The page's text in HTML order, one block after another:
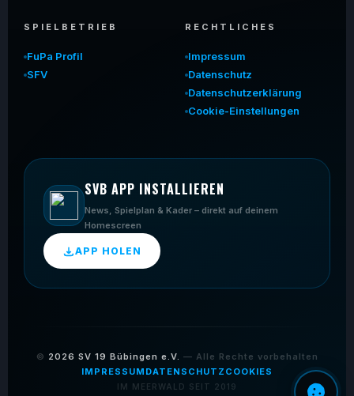
SPIELBETRIEB
FuPa Profil
SFV
RECHTLICHES
Impressum
Datenschutz
Datenschutzerklärung
Cookie-Einstellungen
SVB APP INSTALLIEREN
News, Spielplan & Kader – direkt auf deinem
Homescreen
APP HOLEN
© 2026 SV 19 Bübingen e.V. — Alle Rechte vorbehalten
IMPRESSUM DATENSCHUTZ COOKIES
IM MEERWALD SEIT 2019